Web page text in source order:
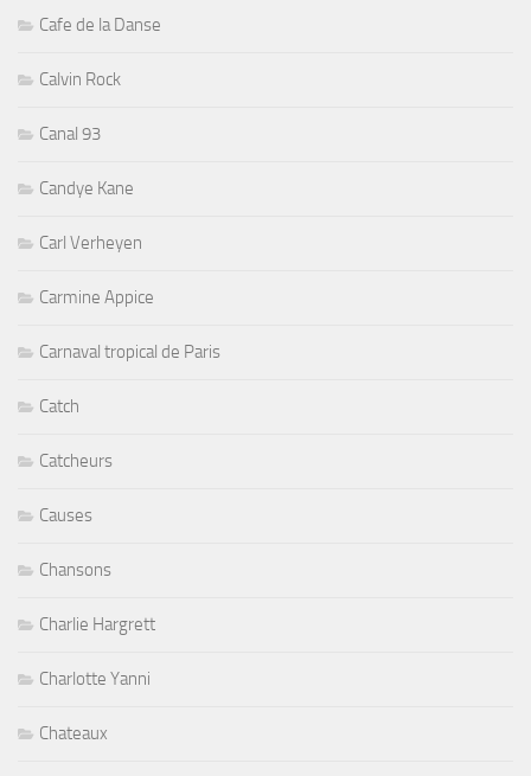
Cafe de la Danse
Calvin Rock
Canal 93
Candye Kane
Carl Verheyen
Carmine Appice
Carnaval tropical de Paris
Catch
Catcheurs
Causes
Chansons
Charlie Hargrett
Charlotte Yanni
Chateaux